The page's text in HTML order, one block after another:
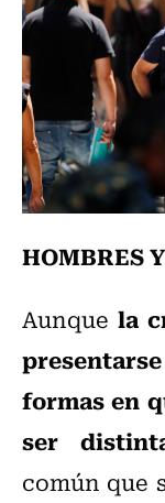
HOMBRES
Aunquela
formas en
ser
común que